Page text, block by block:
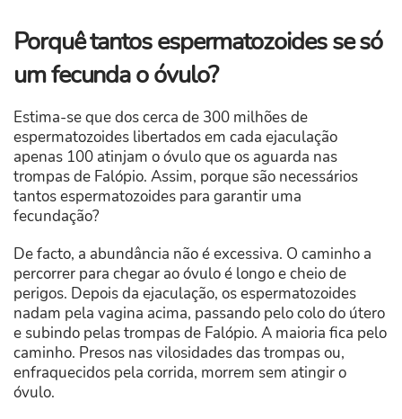
Porquê tantos espermatozoides se só
um fecunda o óvulo?
Estima-se que dos cerca de 300 milhões de
espermatozoides libertados em cada ejaculação
apenas 100 atinjam o óvulo que os aguarda nas
trompas de Falópio. Assim, porque são necessários
tantos espermatozoides para garantir uma
fecundação?
De facto, a abundância não é excessiva. O caminho a
percorrer para chegar ao óvulo é longo e cheio de
perigos. Depois da ejaculação, os espermatozoides
nadam pela vagina acima, passando pelo colo do útero
e subindo pelas trompas de Falópio. A maioria fica pelo
caminho. Presos nas vilosidades das trompas ou,
enfraquecidos pela corrida, morrem sem atingir o
óvulo.